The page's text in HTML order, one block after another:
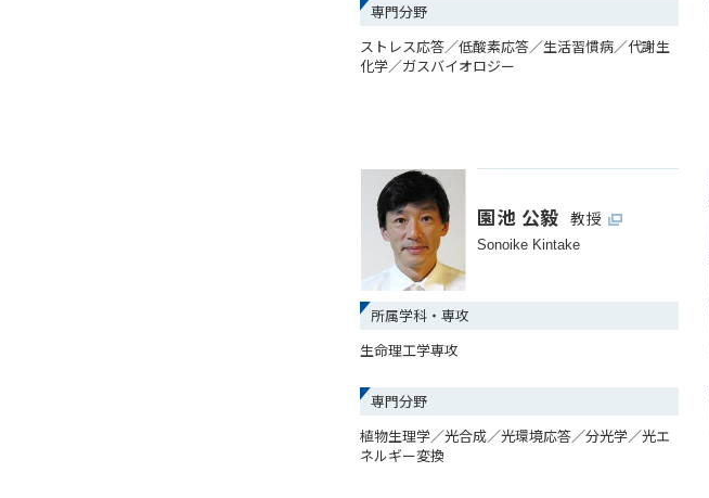
専門分野
ストレス応答／低酸素応答／生活習慣病／代謝生
化学／ガスバイオロジー
園池 公毅 教授
Sonoike Kintake
所属学科・専攻
生命理工学専攻
専門分野
植物生理学／光合成／光環境応答／分光学／光エ
ネルギー変換